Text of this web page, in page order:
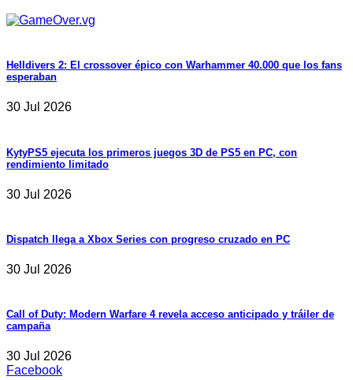
Helldivers 2: El crossover épico con Warhammer 40.000 que los fans
esperaban
30 Jul 2026
KytyPS5 ejecuta los primeros juegos 3D de PS5 en PC, con
rendimiento limitado
30 Jul 2026
Dispatch llega a Xbox Series con progreso cruzado en PC
30 Jul 2026
Call of Duty: Modern Warfare 4 revela acceso anticipado y tráiler de
campaña
30 Jul 2026
Facebook